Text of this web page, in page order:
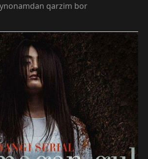
qarzim bor